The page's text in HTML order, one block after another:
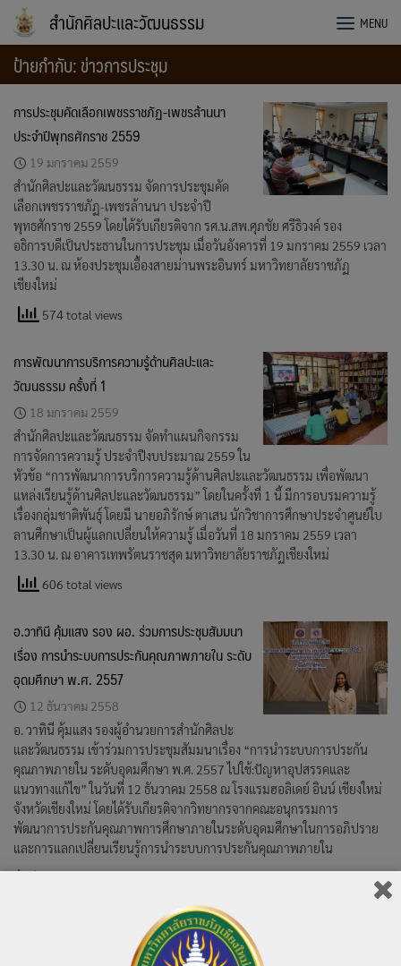
Skip
สำนักศิลปะและวัฒนธรรม MENU
ป้ายกำกับ:ข่าวการประชุม
การประชุมคัดเลือกเพชรราชภัฏ-เพชรล้านนา
ประจำปีพุทธศักราช 2559
19 มกราคม 2559
สำนักศิลปะและวัฒนธรรม จัดการประชุมคัด
เลือกเพชรราชภัฏ-เพชรล้านนา ประจำปี
พุทธศักราช 2559 โดยได้รับเกียรติจาก รศ.น.สพ.ศุภชัย ศรีธิวงค์ รอง
อธิการบดีเป็นประธานในการประชุม เมื่อวันอังคารที่ 19 มกราคม 2559 เวลา
13.30 น. ณ ห้องประชุมเอื้องสายม่านพระอินทร์ มหาวิทยาลัยราชภัฏ
เชียงใหม่
574 total views
การพัฒนาการบริการความรู้ด้านศิลปะและ
วัฒนธรรม ครั้งที่ 1
18 มกราคม 2559
สำนักศิลปะและวัฒนธรรม จัดทำแผนกิจกรรม
การจัดการความรู้ ประจำปีงบประมาณ 2559 ใน
หัวข้อ “การพัฒนาการบริการความรู้ด้านศิลปะและวัฒนธรรม เพื่อพัฒนา
แหล่งเรียนรู้ด้านศิลปะและวัฒนธรรม” โดยในครั้งที่ 1 นี้ มีการอบรมความรู้
เรื่องกลุ่มชาติพันธุ์ โดยมี นายอภิรักษ์ ตาเสน นักวิชาการศึกษาประจำศูนย์ใบ
ลานศึกษาเป็นผู้แลกเปลี่ยนให้ความรู้ เมื่อวันที่ 18 มกราคม 2559 เวลา
13.30 น. ณ อาคารเทพรัตนราชสุด มหาวิทยาลัยราชภัฏเชียงใหม่
606 total views
อ.วาทินี คุ้มแสง รอง ผอ. ร่วมการประชุมสัมมนา
เรื่อง การนำระบบการประกันคุณภาพภายใน ระดับ
อุดมศึกษา พ.ศ. 2557
12 ธันวาคม 2558
อ. วาทินี คุ้มแสง รองผู้อำนวยการสำนักศิลปะ
และวัฒนธรรม เข้าร่วมการประชุมสัมมนาเรื่อง “การนำระบบการประกัน
คุณภาพภายใน ระดับอุดมศึกษา พ.ศ. 2557 ไปใช้:ปัญหาอุปสรรคและ
แนวทางแก้ไข” ในวันที่ 12 ธันวาคม 2558 ณ โรงแรมฮอลิเดย์ อินน์ เชียงใหม่
จังหวัดเชียงใหม่ โดยได้รับเกียรติจากวิทยากรจากคณะอนุกรรมการ
พัฒนาการประกันคุณภาพการศึกษาภายในระดับอุดมศึกษาในการอภิปราย
และการแลกเปลี่ยนเรียนรู้การนำระบบการประกันคุณภาพภายใน
การประชุมเชิงปฏิบัติการทบทวนแผนยุทธศาสตร์
งานทำนุบำรุงศิลปวัฒนธรรม